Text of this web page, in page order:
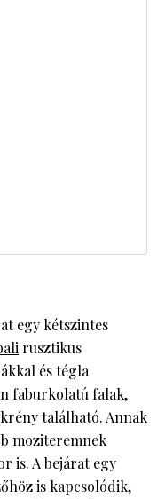
egy kétszintes
rusztikus
és tégla
faburkolatú falak,
található. Annak
moziteremnek
is. A bejárat egy
is kapcsolódik,